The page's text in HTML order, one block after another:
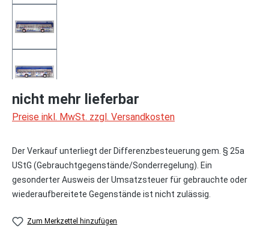
nicht mehr lieferbar
Preise inkl. MwSt. zzgl. Versandkosten
Der Verkauf unterliegt der Differenzbesteuerung gem. § 25a
UStG (Gebrauchtgegenstände/Sonderregelung). Ein
gesonderter Ausweis der Umsatzsteuer für gebrauchte oder
wiederaufbereitete Gegenstände ist nicht zulässig.
Zum Merkzettel hinzufügen